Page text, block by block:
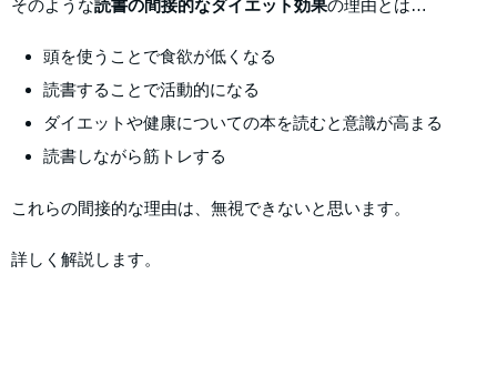
そのような読書の間接的なダイエット効果の理由とは…
頭を使うことで食欲が低くなる
読書することで活動的になる
ダイエットや健康についての本を読むと意識が高まる
読書しながら筋トレする
これらの間接的な理由は、無視できないと思います。
詳しく解説します。